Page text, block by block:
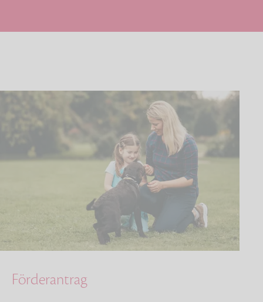
Förderantrag